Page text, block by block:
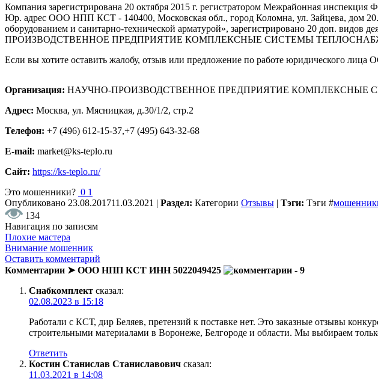
Компания зарегистрирована 20 октября 2015 г. регистратором Межрайонная
Юр. адрес ООО НПП КСТ - 140400, Московская обл., город Коломна, ул. Зайцева, дом
оборудованием и санитарно-технической арматурой», зарегистрировано 20
ПРОИЗВОДСТВЕННОЕ ПРЕДПРИЯТИЕ КОМПЛЕКСНЫЕ СИСТЕМЫ ТЕПЛОСНАБЖЕНИЯ
Если вы хотите оставить жалобу, отзыв или предложение по работе юридического
Организация: НАУЧНО-ПРОИЗВОДСТВЕННОЕ ПРЕДПРИЯТИЕ КОМПЛЕКСНЫЕ
Адрес: Москва, ул. Мясницкая, д.30/1/2, стр.2
Телефон: +7 (496) 612-15-37,+7 (495) 643-32-68
E-mail: market@ks-teplo.ru
Сайт: https://ks-teplo.ru/
Это мошенники? 0 1
Опубликовано 23.08.201711.03.2021 | Раздел: Категории Отзывы | Тэги: Тэги #
134
Навигация по записям
Плохие мастера
Внимание мошенник
Оставить комментарий
Комментарии ➤ ООО НПП КСТ ИНН 5022049425
- 9
Снабкомплект сказал:
02.08.2023 в 15:18
Работали с КСТ, дир Беляев, претензий к поставке нет. Это заказные отзывы
строительными материалами в Воронеже, Белгороде и области. Мы выбираем
Ответить
Костин Станислав Станиславович сказал:
11.03.2021 в 14:08